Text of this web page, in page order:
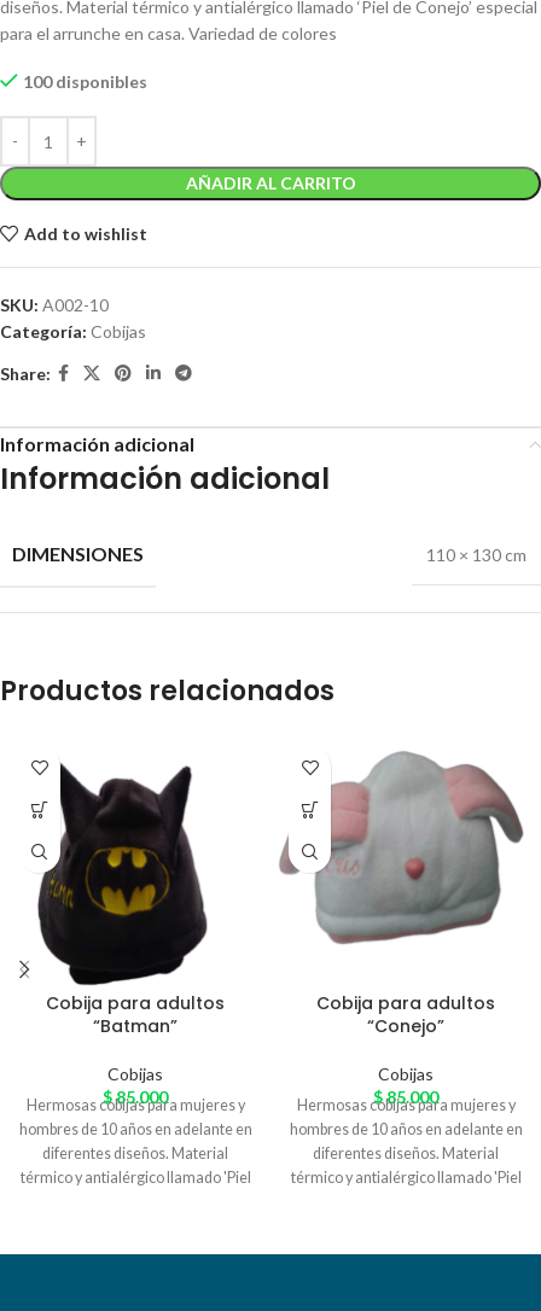
diseños. Material térmico y antialérgico llamado ‘Piel de Conejo’ especial
para el arrunche en casa. Variedad de colores
100 disponibles
AÑADIR AL CARRITO
Add to wishlist
SKU: A002-10
Categoría: Cobijas
Share:
Información adicional
Información adicional
DIMENSIONES 110 × 130 cm
Productos relacionados
Cobija para adultos
“Batman”
Cobijas
$85.000
Hermosas cobijas para mujeres y
hombres de 10 años en adelante en
diferentes diseños. Material
térmico y antialérgico llamado 'Piel
colores
Cobija para adultos
“Conejo”
Cobijas
$85.000
Hermosas cobijas para mujeres y
hombres de 10 años en adelante en
diferentes diseños. Material
térmico y antialérgico llamado 'Piel
colores